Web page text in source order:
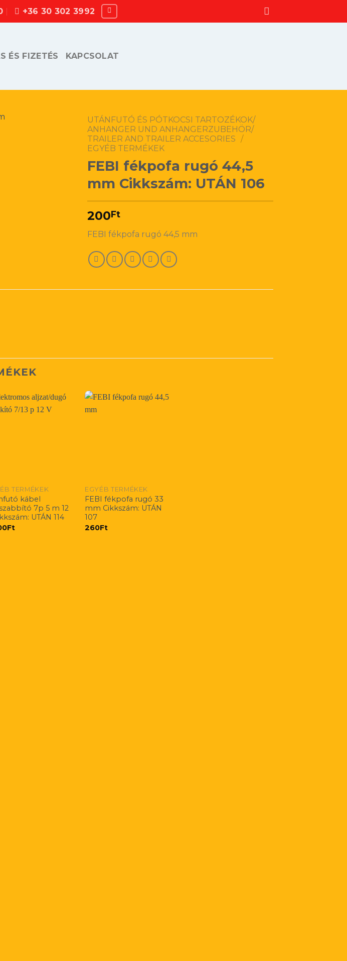
+36 30 302 3992
ÉS FIZETÉS KAPCSOLAT
UTÁNFUTÓ ÉS PÓTKOCSI TARTOZÉKOK/
ANHANGER UND ANHANGERZUBEHÖR/
TRAILER AND TRAILER ACCESORIES /
EGYÉB TERMÉKEK
FEBI fékpofa rugó 44,5
mm Cikkszám: UTÁN 106
200Ft
FEBI fékpofa rugó 44,5 mm
TERMÉKEK
kábel
7p 5 m 12
UTÁN 114
Ft
EGYÉB TERMÉKEK
FEBI fékpofa rugó 33
mm Cikkszám: UTÁN
107
260Ft